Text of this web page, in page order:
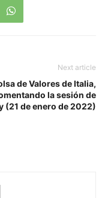
Next article
de Valores de Italia,
la sesión de
(21 de enero de 2022)